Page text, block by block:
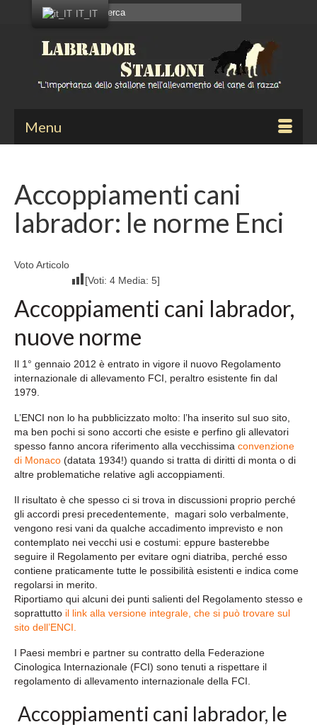
Cerca:
Menu
Accoppiamenti cani
labrador: le norme Enci
Voto Articolo
[Voti: 4 Media: 5]
Accoppiamenti cani labrador,
nuove norme
Il 1° gennaio 2012 è entrato in vigore il nuovo Regolamento
internazionale di allevamento FCI, peraltro esistente fin dal
1979.
L’ENCI non lo ha pubblicizzato molto: l’ha inserito sul suo sito,
ma ben pochi si sono accorti che esiste e perfino gli allevatori
spesso fanno ancora riferimento alla vecchissima convenzione
di Monaco (datata 1934!) quando si tratta di diritti di monta o di
altre problematiche relative agli accoppiamenti.
Il risultato è che spesso ci si trova in discussioni proprio perché
gli accordi presi precedentemente, magari solo verbalmente,
vengono resi vani da qualche accadimento imprevisto e non
contemplato nei vecchi usi e costumi: eppure basterebbe
seguire il Regolamento per evitare ogni diatriba, perché esso
contiene praticamente tutte le possibilità esistenti e indica come
regolarsi in merito.
Riportiamo qui alcuni dei punti salienti del Regolamento stesso e
soprattutto il link alla versione integrale, che si può trovare sul
sito dell’ENCI.
I Paesi membri e partner su contratto della Federazione
Cinologica Internazionale (FCI) sono tenuti a rispettare il
regolamento di allevamento internazionale della FCI.
Accoppiamenti cani labrador, le